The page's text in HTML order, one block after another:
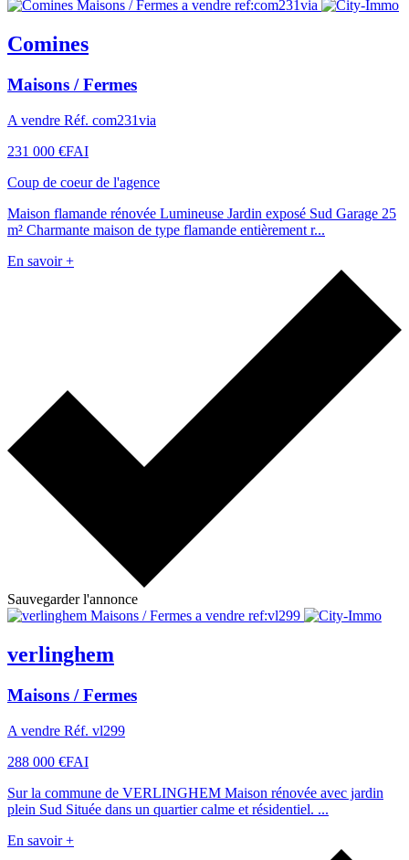
Comines
Maisons / Fermes
A vendre Réf. com231via
231 000 €FAI
Coup de coeur de l'agence
Maison flamande rénovée Lumineuse Jardin exposé Sud Garage 25
m² Charmante maison de type flamande entièrement r...
En savoir +
Sauvegarder l'annonce
verlinghem
Maisons / Fermes
A vendre Réf. vl299
288 000 €FAI
Sur la commune de VERLINGHEM Maison rénovée avec jardin
plein Sud Située dans un quartier calme et résidentiel. ...
En savoir +